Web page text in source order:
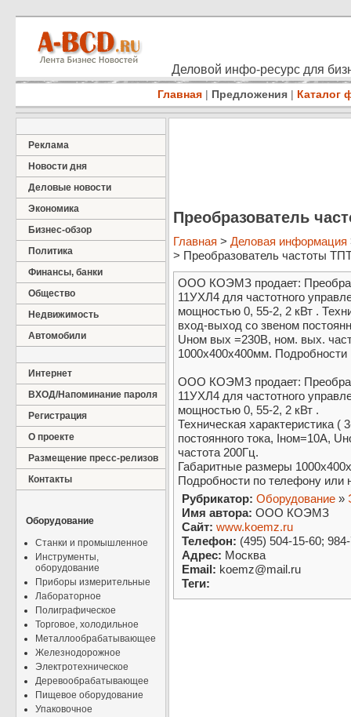
Деловой инфо-ресурс для
Главная | Предложения | Каталог
Реклама
Новости дня
Деловые новости
Экономика
Бизнес-обзор
Политика
Финансы, банки
Общество
Недвижимость
Автомобили
Интернет
ВХОД/Напоминание пароля
Регистрация
О проекте
Размещение пресс-релизов
Контакты
Оборудование
Станки и промышленное
Инструменты,
оборудование
Приборы измерительные
Лабораторное
Полиграфическое
Торговое, холодильное
Металлообрабатывающее
Железнодорожное
Электротехническое
Деревообрабатывающее
Пищевое оборудование
Упаковочное
Преобразователь
Главная > Деловая информация
> Преобразователь частоты
ООО КОЭМЗ продает:
11УХЛ4 для частотного
мощностью 0, 55-2, 2 кВт .
вход-выход со звеном
Uном вых =230В, ном. вых.
1000х400х400мм.­
ООО КОЭМЗ продает:
11УХЛ4 для частотного
мощностью 0, 55-2, 2 кВт .
Техническая характеристик­а
постоянного тока, Iном=10А,
частота 200Гц.
Габаритные размеры
Подробности по телефону или
Рубрикатор: Оборудование »
Имя автора: ООО КОЭМЗ
Сайт: www.koemz.ru
Телефон: (495) 504-15-60;
Адрес: Москва
Email: koemz@mail.ru
Теги: